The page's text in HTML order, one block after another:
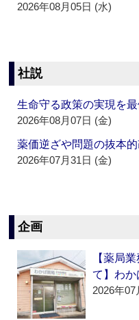
2026年08月05日 (水)
社説
生命守る政策の実現を
2026年08月07日 (金)
薬価逆ざや問題の抜本
2026年07月31日 (金)
企画
【薬局
て】わか
2026年07